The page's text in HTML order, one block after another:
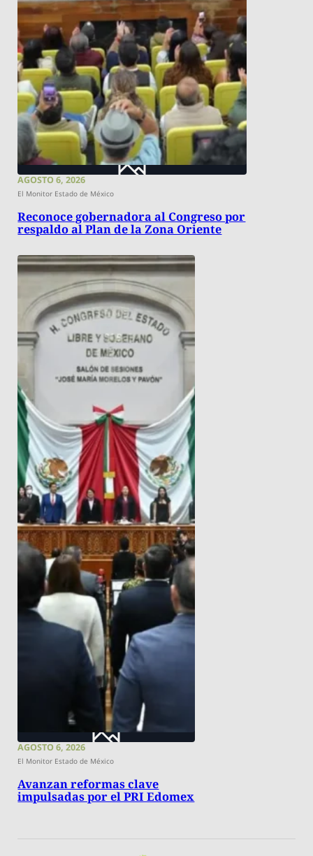
AGOSTO 6, 2026
El Monitor Estado de México
Reconoce gobernadora al Congreso por
respaldo al Plan de la Zona Oriente
AGOSTO 6, 2026
El Monitor Estado de México
Avanzan reformas clave
impulsadas por el PRI Edomex